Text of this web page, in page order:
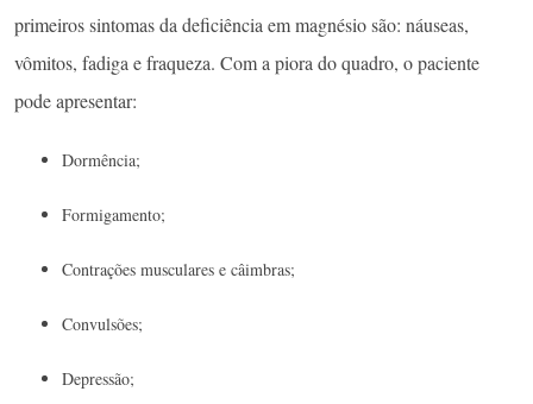
primeiros sintomas da deficiência em magnésio são: náuseas,
vômitos, fadiga e fraqueza. Com a piora do quadro, o paciente
pode apresentar:
Dormência;
Formigamento;
Contrações musculares e câimbras;
Convulsões;
Depressão;